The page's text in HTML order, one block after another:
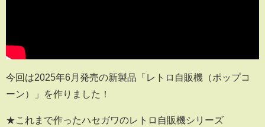
今回は2025年6月発売の新製品「レトロ自販機（ポップコ
ーン）」を作りました！
★これまで作ったハセガワのレトロ自販機シリーズ